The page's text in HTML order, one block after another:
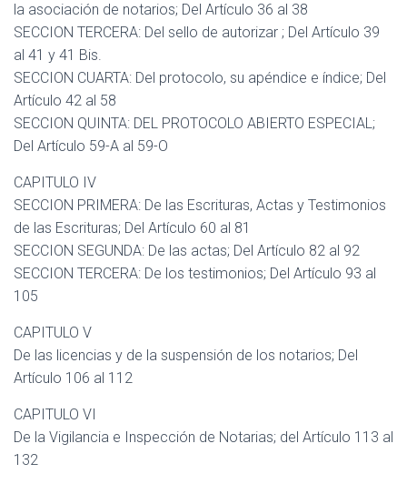
la asociación de notarios; Del Artículo 36 al 38
SECCION TERCERA: Del sello de autorizar ; Del Artículo 39
al 41 y 41 Bis.
SECCION CUARTA: Del protocolo, su apéndice e índice; Del
Artículo 42 al 58
SECCION QUINTA: DEL PROTOCOLO ABIERTO ESPECIAL;
Del Artículo 59-A al 59-O
CAPITULO IV
SECCION PRIMERA: De las Escrituras, Actas y Testimonios
de las Escrituras; Del Artículo 60 al 81
SECCION SEGUNDA: De las actas; Del Artículo 82 al 92
SECCION TERCERA: De los testimonios; Del Artículo 93 al
105
CAPITULO V
De las licencias y de la suspensión de los notarios; Del
Artículo 106 al 112
CAPITULO VI
De la Vigilancia e Inspección de Notarias; del Artículo 113 al
132